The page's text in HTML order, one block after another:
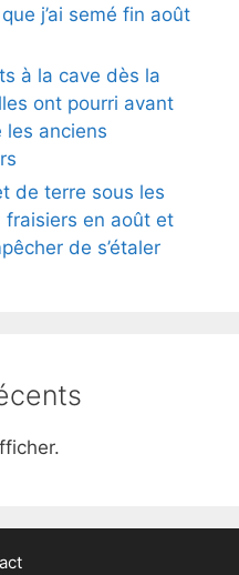
j’ai semé fin août
à la cave dès la
ont pourri avant
les anciens
de terre sous les
en août et
de s’étaler